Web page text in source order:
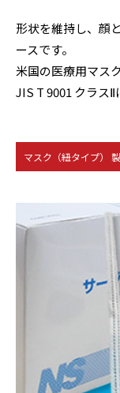
形状を維持し、顔
ースです。
米国の医療用マス
JIS T 9001 クラスⅡ
マスク（紐タイプ）